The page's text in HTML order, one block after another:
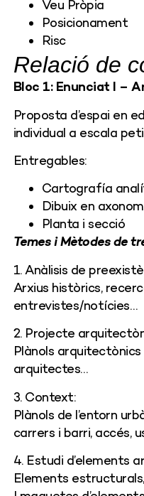
Veu Pròpia
Posicionament
Risc
Relació de
Bloc 1: Enunciat I –
Proposta d’espai en
individual a escala
Entregables:
Cartografía
Dibuix en
Planta i secció
Temes i Mètodes de
1. Anàlisis de
Arxius històrics,
entrevistes/notícies…
2. Projecte
Plànols
arquitectes…
3. Context:
Plànols de l’entorn
carrers i barri, accés,
4. Estudi d’elements
Elements